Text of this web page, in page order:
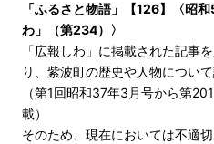
「ふるさと物語」【126】〈昭
わ」（第234）〉
「広報しわ」に掲載された記事
り、紫波町の歴史や人物につい
（第1回昭和37年3月号から第
載）
そのため、現在においては不適